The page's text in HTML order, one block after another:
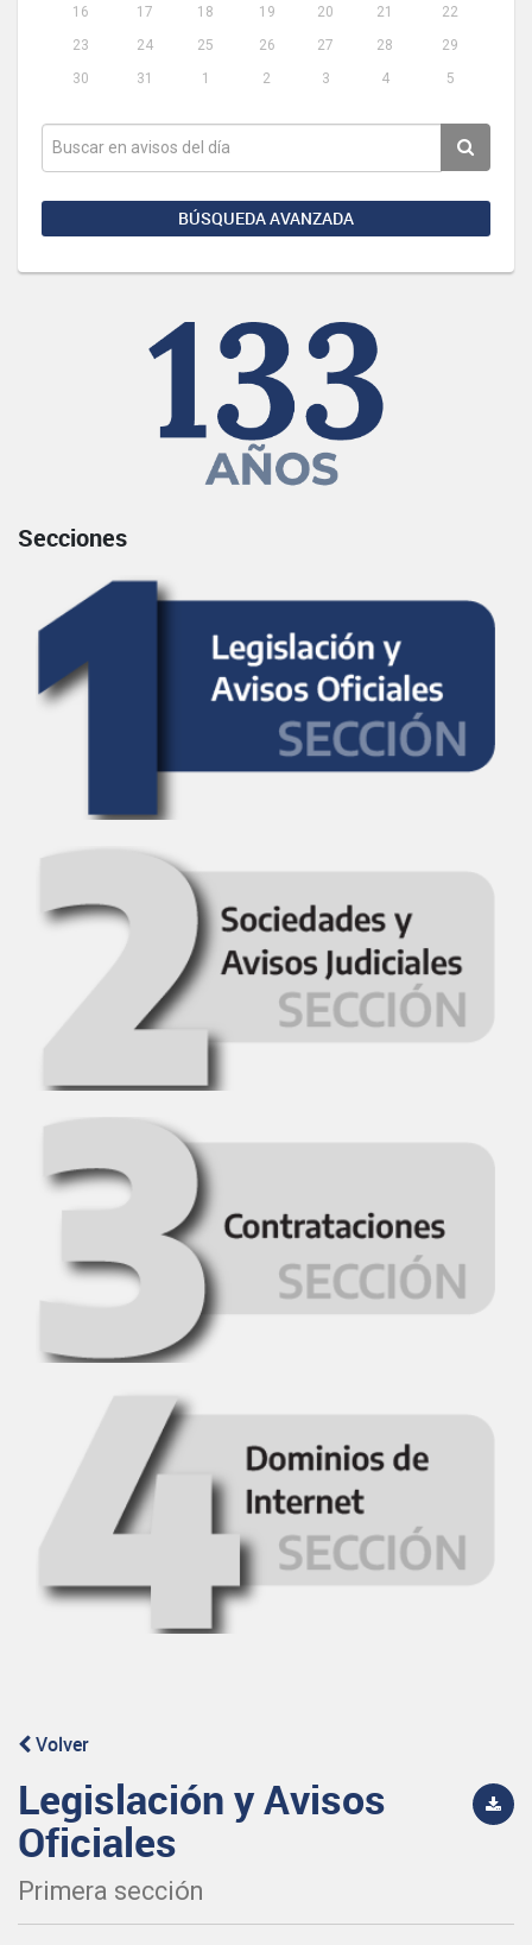
16
17 18 19 20 21
22
23
24 25 26 27 28
29
30
31 1 2 3 4 5
BÚSQUEDA AVANZADA
Secciones
Volver
Legislación y Avisos
Oficiales
Primera sección